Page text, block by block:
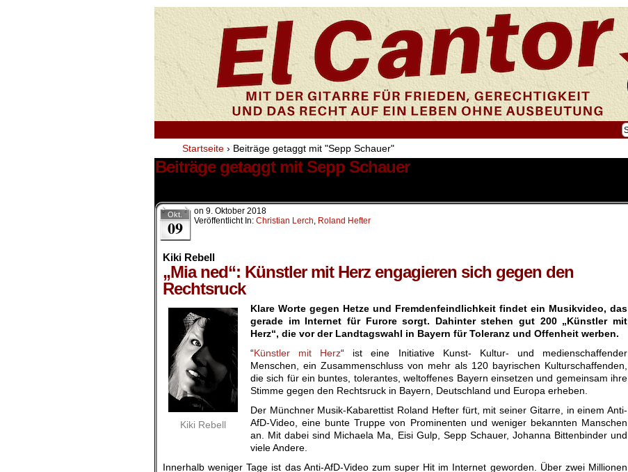
Startseite › Beiträge getaggt mit "Sepp Schauer"
Beiträge getaggt mit Sepp Schauer
Okt.
09
on 9. Oktober 2018
Veröffentlicht In: Christian Lerch, Roland Hefter
Kiki Rebell
„Mia ned“: Künstler mit Herz engagieren sich gegen den
Rechtsruck
Kiki Rebell
Klare Worte gegen Hetze und Fremdenfeindlichkeit findet ein Musikvideo, das
gerade im Internet für Furore sorgt. Dahinter stehen gut 200 „Künstler mit
Herz“, die vor der Landtagswahl in Bayern für Toleranz und Offenheit werben.
“Künstler mit Herz“ ist eine Initiative Kunst- Kultur- und medienschaffender
Menschen, ein Zusammenschluss von mehr als 120 bayrischen Kulturschaffenden,
die sich für ein buntes, tolerantes, weltoffenes Bayern einsetzen und gemeinsam ihre
Stimme gegen den Rechtsruck in Bayern, Deutschland und Europa erheben.
Der Münchner Musik-Kabarettist Roland Hefter fürt, mit seiner Gitarre, in einem Anti-
AfD-Video, eine bunte Truppe von Prominenten und weniger bekannten Manschen
an. Mit dabei sind Michaela Ma, Eisi Gulp, Sepp Schauer, Johanna Bittenbinder und
viele Andere.
Innerhalb weniger Tage ist das Anti-AfD-Video zum super Hit im Internet geworden. Über zwei Millionen